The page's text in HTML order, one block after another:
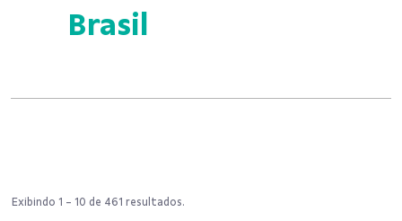
Brasil
Exibindo 1 - 10 de 461 resultados.